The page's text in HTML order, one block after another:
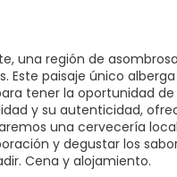
una región de
paisaje único
tener la oportunidad
y su autenticidad,
una cervecería
y degustar los
Cena y alojamiento.